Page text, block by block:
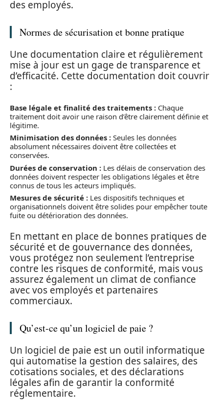
des employés.
Normes de sécurisation et bonne pratique
Une documentation claire et régulièrement
mise à jour est un gage de transparence et
d’efficacité. Cette documentation doit couvrir
:
Base légale et finalité des traitements : Chaque
traitement doit avoir une raison d’être clairement définie et
légitime.
Minimisation des données : Seules les données
absolument nécessaires doivent être collectées et
conservées.
Durées de conservation : Les délais de conservation des
données doivent respecter les obligations légales et être
connus de tous les acteurs impliqués.
Mesures de sécurité : Les dispositifs techniques et
organisationnels doivent être solides pour empêcher toute
fuite ou détérioration des données.
En mettant en place de bonnes pratiques de
sécurité et de gouvernance des données,
vous protégez non seulement l’entreprise
contre les risques de conformité, mais vous
assurez également un climat de confiance
avec vos employés et partenaires
commerciaux.
Qu’est-ce qu’un logiciel de paie ?
Un logiciel de paie est un outil informatique
qui automatise la gestion des salaires, des
cotisations sociales, et des déclarations
légales afin de garantir la conformité
réglementaire.